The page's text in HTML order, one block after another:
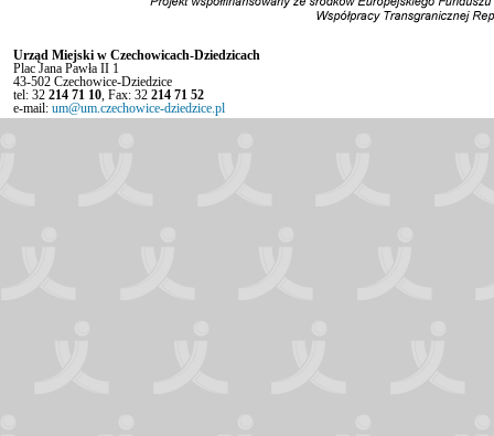
Urząd Miejski w Czechowicach-Dziedzicach
Plac Jana Pawła II 1
43-502 Czechowice-Dziedzice
tel: 32 214 71 10, Fax: 32 214 71 52
e-mail: um@um.czechowice-dziedzice.pl